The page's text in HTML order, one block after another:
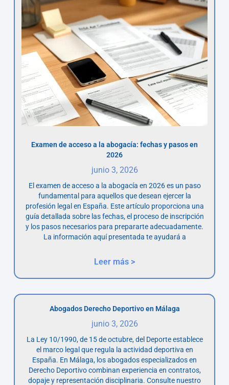
Examen de acceso a la abogacía: fechas y pasos en
2026
junio 3, 2026
El examen de acceso a la abogacía en 2026 es un paso
fundamental para aquellos que desean ejercer la
profesión legal en España. Este artículo proporciona una
guía detallada sobre las fechas, el proceso de inscripción
y los pasos necesarios para prepararte adecuadamente.
La información aquí presentada te ayudará a
Leer más >
Abogados Derecho Deportivo en Málaga
junio 3, 2026
La Ley 10/1990, de 15 de octubre, del Deporte establece
el marco legal que regula la actividad deportiva en
España. En Málaga, los abogados especializados en
Derecho Deportivo combinan experiencia en contratos,
dopaje y representación disciplinaria. Consulte nuestro